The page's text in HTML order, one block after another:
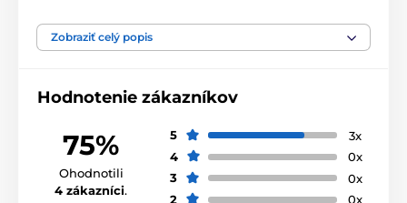
nečistoty. Oleofóbny povlak zabraňuje odtlačkom
prstov.
Zobraziť celý popis
Hodnotenie zákazníkov
75%
Ohodnotili
4 zákazníci.
5
3x
4
0x
3
0x
2
0x